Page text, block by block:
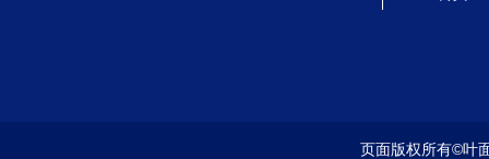
页面版权所有©叶